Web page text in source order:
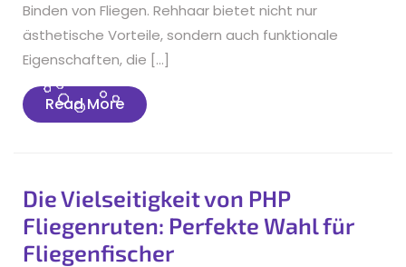
Binden von Fliegen. Rehhaar bietet nicht nur
ästhetische Vorteile, sondern auch funktionale
Eigenschaften, die […]
Read MoreRead
More
Die Vielseitigkeit von PHP
Fliegenruten: Perfekte Wahl für
Fliegenfischer